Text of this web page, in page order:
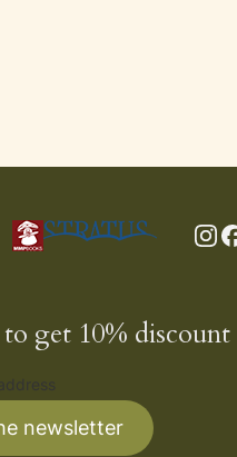
get 10% discount
newsletter